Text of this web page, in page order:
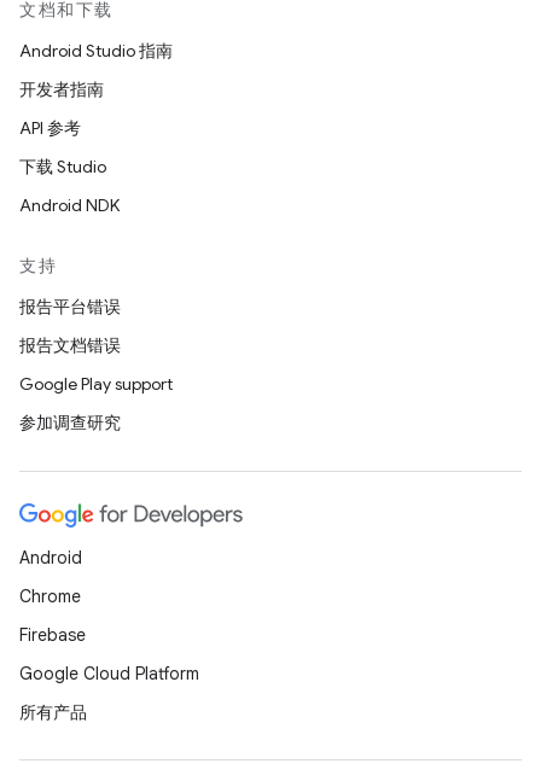
文档和下载
Android Studio 指南
开发者指南
API 参考
下载 Studio
Android NDK
支持
报告平台错误
报告文档错误
Google Play support
参加调查研究
Android
Chrome
Firebase
Google Cloud Platform
所有产品